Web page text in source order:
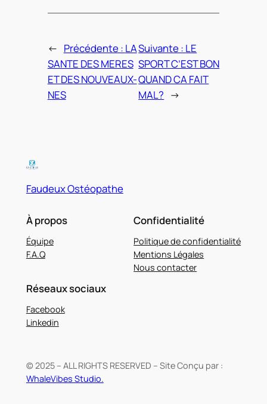
← Précédente : LA
SANTE DES MERES
ET DES NOUVEAUX-
NES
Suivante : LE
SPORT C’EST BON
QUAND CA FAIT
MAL? →
Faudeux Ostéopathe
À propos
Équipe
F.A.Q
Confidentialité
Politique de confidentialité
Mentions Légales
Nous contacter
Réseaux sociaux
Facebook
Linkedin
© 2025 – ALL RIGHTS RESERVED – Site Conçu par :
WhaleVibes Studio.